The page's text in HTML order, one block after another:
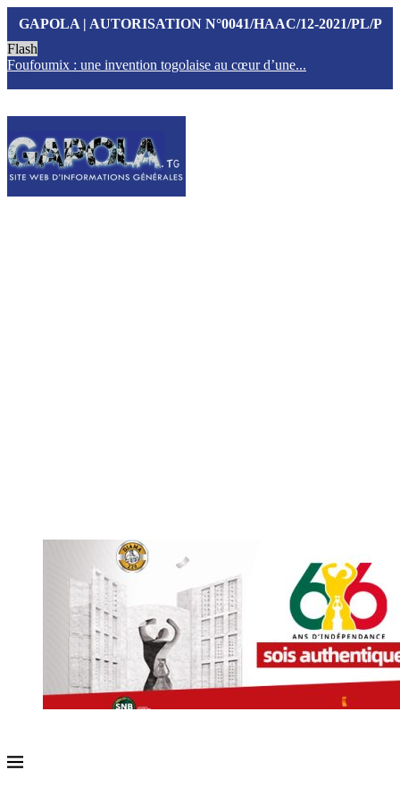
GAPOLA | AUTORISATION N°0041/HAAC/12-2021/PL/P
Flash
Foufoumix : une invention togolaise au cœur d’une...